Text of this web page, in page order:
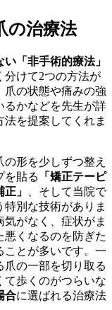
の治療法
「非手術的療法」
分けて2つの方法が
爪の状態や痛みの強
るかなどを先生が詳
を提案してくれま
の形を少しずつ整え
を貼る
「矯正テーピ
正」
、そして当院で
特別な技術がありま
がなく、症状がま
悪くなるのを防ぎた
ことが多いです。一
の一部を切り取る
て歩くのがつらいな
合に選ばれる治療法